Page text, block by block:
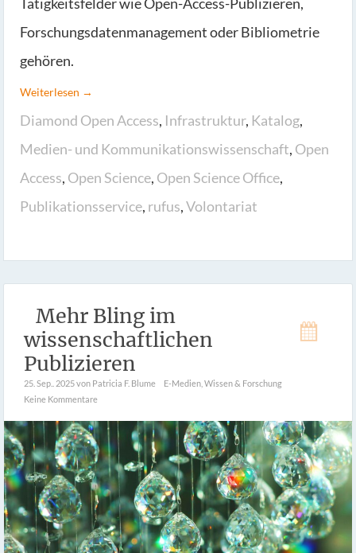
Tätigkeitsfelder wie Open-Access-Publizieren,
Forschungsdatenmanagement oder Bibliometrie
gehören.
Weiterlesen →
Diamond Open Access, Infrastruktur, Katalog,
Medien- und Kommunikationswissenschaft, Open
Access, Open Science, Open Science Office,
Publikationsservice, rufus,Volontariat
Mehr Bling im
wissenschaftlichen
Publizieren
25. Sep.. 2025von Patricia F. Blume E-Medien Wissen & Forschung
Keine Kommentare